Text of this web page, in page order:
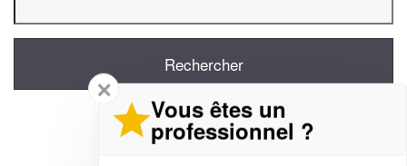
✕
Vous êtes un
professionnel ?